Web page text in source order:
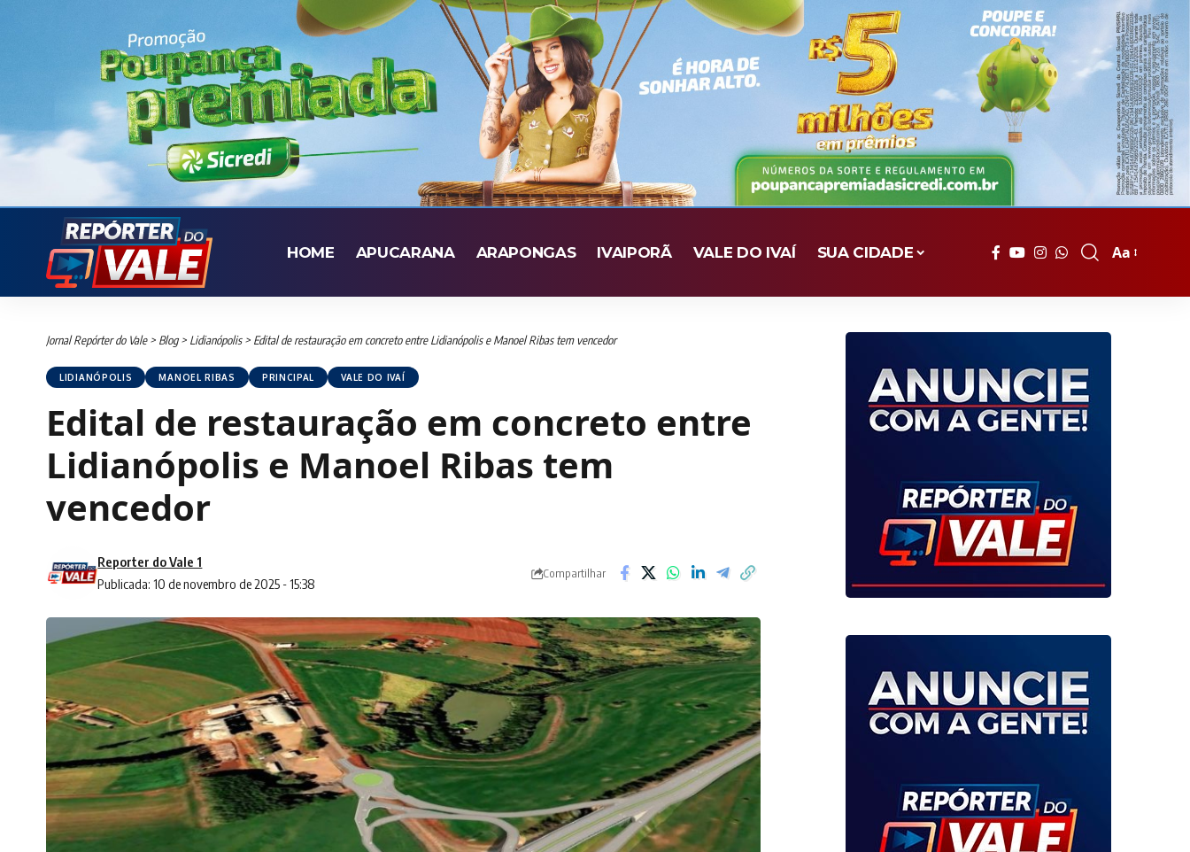
HOME APUCARANA ARAPONGAS IVAIPORÃ VALE DO IVAÍ SUA CIDADE
Font
Aa
Jornal Repórter do Vale> Blog> Lidianópolis> Edital de restauração em concreto entre Lidianópolis e Manoel Ribas tem vencedor
LIDIANÓPOLIS MANOEL RIBAS PRINCIPAL VALE DO IVAÍ
Edital de restauração em concreto entre
Lidianópolis e Manoel Ribas tem
vencedor
Publicada: 10 de novembro de 2025 - 15:38
Reporter do Vale 1
Compartilhar